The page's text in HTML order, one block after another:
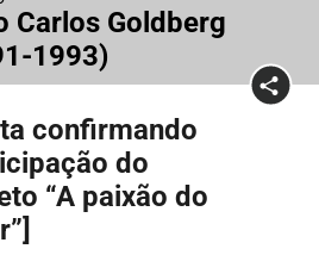
Carlos Goldberg
1993)
confirmando
do
“A paixão do